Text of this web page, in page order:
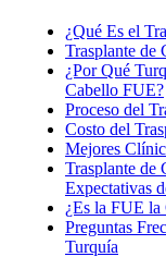
¿Qué Es el
Trasplante
¿Por Qué
Cabello FUE?
Proceso del
Costo del
Mejores
Trasplante de
Expectativas
¿Es la FUE la
Preguntas
Turquía